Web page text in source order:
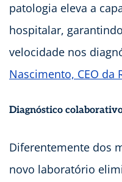
patologia eleva a
hospitalar,
velocidade nos
Nascimento, CEO da
Diagnóstico
Diferentemente dos
novo laboratório